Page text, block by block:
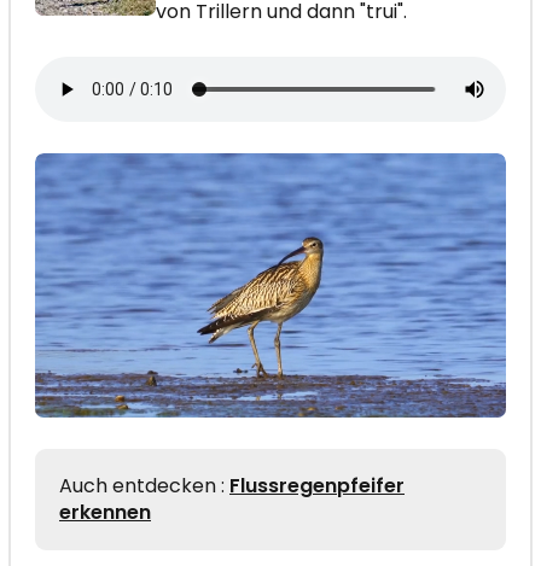
von Trillern und dann "trui".
Auch entdecken : Flussregenpfeifer
erkennen